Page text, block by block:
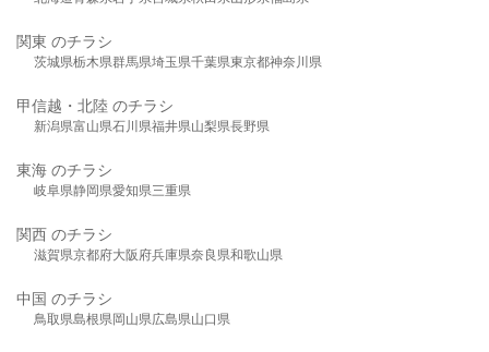
関東 のチラシ
茨城県栃木県群馬県埼玉県千葉県東京都神奈川県
甲信越・北陸 のチラシ
新潟県富山県石川県福井県山梨県長野県
東海 のチラシ
岐阜県静岡県愛知県三重県
関西 のチラシ
滋賀県京都府大阪府兵庫県奈良県和歌山県
中国 のチラシ
鳥取県島根県岡山県広島県山口県